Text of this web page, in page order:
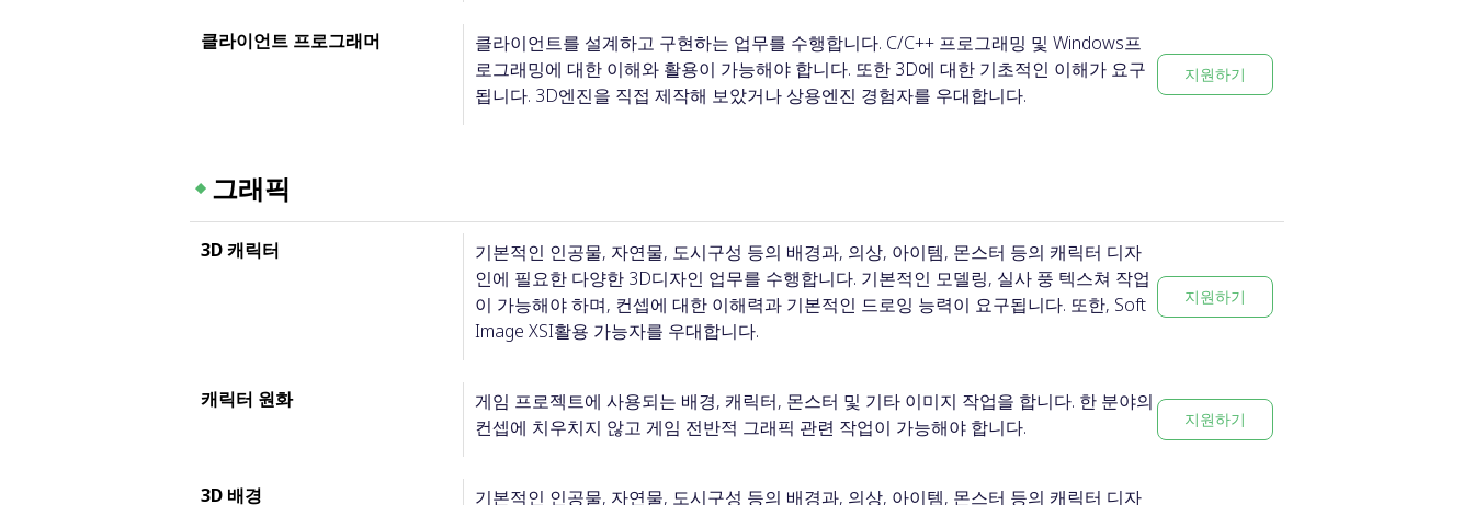
클라이언트 프로그래머
클라이언트를 설계하고 구현하는 업무를 수행합니다. C/C++ 프로그래밍 및 Windows프
로그래밍에 대한 이해와 활용이 가능해야 합니다. 또한 3D에 대한 기초적인 이해가 요구
됩니다. 3D엔진을 직접 제작해 보았거나 상용엔진 경험자를 우대합니다.
지원하기
그래픽
3D 캐릭터
기본적인 인공물, 자연물, 도시구성 등의 배경과, 의상, 아이템, 몬스터 등의 캐릭터 디자
인에 필요한 다양한 3D디자인 업무를 수행합니다. 기본적인 모델링, 실사 풍 텍스쳐 작업
이 가능해야 하며, 컨셉에 대한 이해력과 기본적인 드로잉 능력이 요구됩니다. 또한, Soft
Image XSI활용 가능자를 우대합니다.
지원하기
캐릭터 원화
게임 프로젝트에 사용되는 배경, 캐릭터, 몬스터 및 기타 이미지 작업을 합니다. 한 분야의
컨셉에 치우치지 않고 게임 전반적 그래픽 관련 작업이 가능해야 합니다.
지원하기
3D 배경
기본적인 인공물, 자연물, 도시구성 등의 배경과, 의상, 아이템, 몬스터 등의 캐릭터 디자